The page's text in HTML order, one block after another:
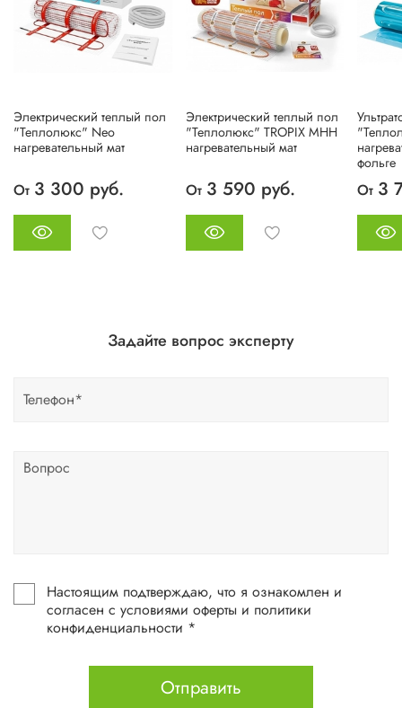
Электрический теплый пол
"Теплолюкс" Neo
нагревательный мат
От 3 300 руб.
Электрический теплый пол
"Теплолюкс" TROPIX МНН
нагревательный мат
От 3 590 руб.
фольге
От 3
Задайте вопрос эксперту
Настоящим подтверждаю, что я ознакомлен и
согласен с условиями оферты и политики
конфиденциальности *
Отправить